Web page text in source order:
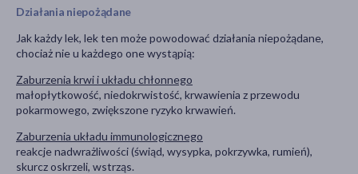
Działania niepożądane
Jak każdy lek, lek ten może powodować działania niepożądane,
chociaż nie u każdego one wystąpią:
Zaburzenia krwi i układu chłonnego
małopłytkowość, niedokrwistość, krwawienia z przewodu
pokarmowego, zwiększone ryzyko krwawień.
Zaburzenia układu immunologicznego
reakcje nadwrażliwości (świąd, wysypka, pokrzywka, rumień),
skurcz oskrzeli, wstrząs.